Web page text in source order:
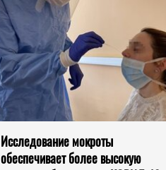
Исследование мокроты
обеспечивает более высокую